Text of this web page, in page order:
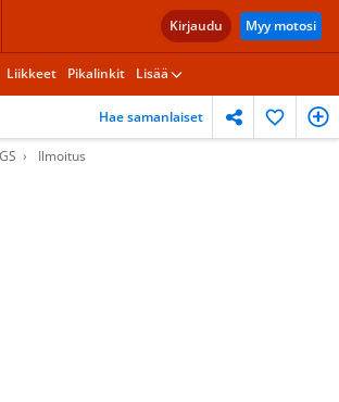
Kirjaudu Myy motosi
Liikkeet Pikalinkit Lisää
Hae samanlaiset
GS Ilmoitus